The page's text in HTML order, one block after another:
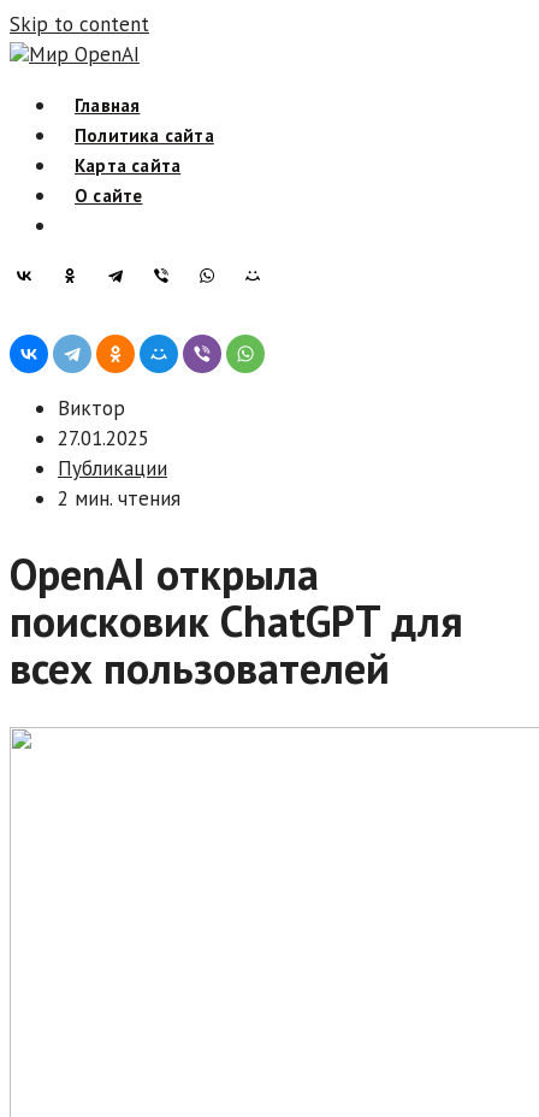
Skip to content
Мир OpenAI
Главная
Политика сайта
Карта сайта
О сайте
Виктор
27.01.2025
Публикации
2 мин. чтения
OpenAI открыла
поисковик ChatGPT для
всех пользователей